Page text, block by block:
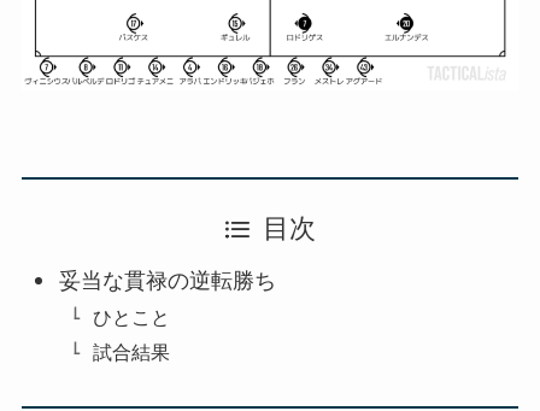
目次
妥当な貫禄の逆転勝ち
ひとこと
試合結果